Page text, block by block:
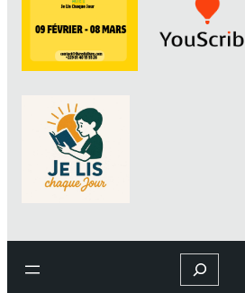
Search